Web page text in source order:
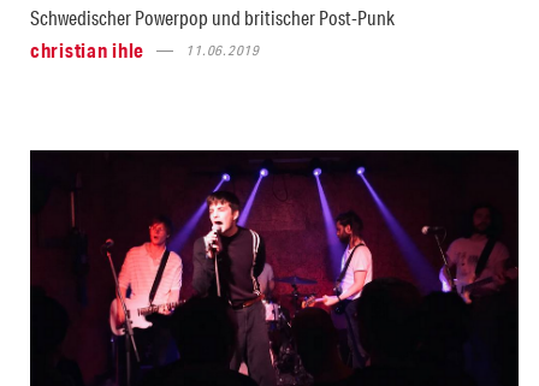
Schwedischer Powerpop und britischer Post-Punk
christian ihle
11.06.2019